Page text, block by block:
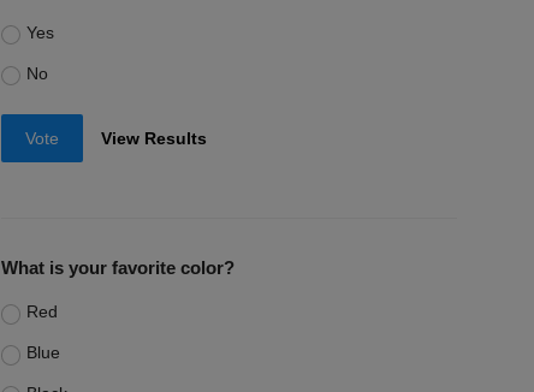
Yes
No
Vote View Results
What is your favorite color?
Red
Blue